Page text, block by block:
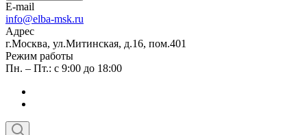
E-mail
info@elba-msk.ru
Адрес
г.Москва, ул.Митинская, д.16, пом.401
Режим работы
Пн. – Пт.: с 9:00 до 18:00